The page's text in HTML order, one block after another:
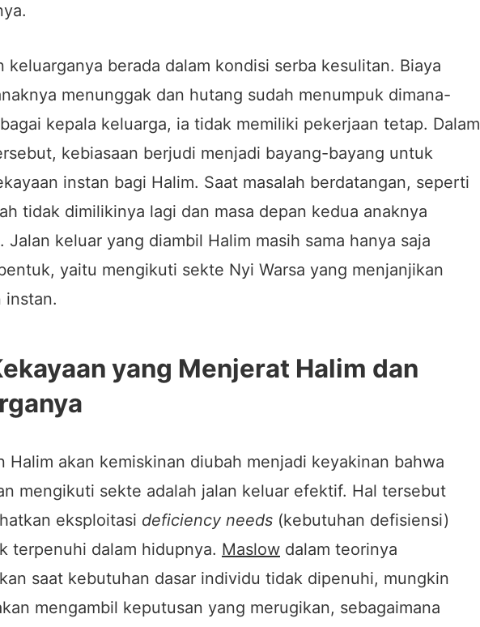
keluarganya berada dalam kondisi serba kesulitan. Biaya
menunggak dan hutang sudah menumpuk dimana-
kepala keluarga, ia tidak memiliki pekerjaan tetap. Dalam
kebiasaan berjudi menjadi bayang-bayang untuk
instan bagi Halim. Saat masalah berdatangan, seperti
tidak dimilikinya lagi dan masa depan kedua anaknya
Jalan keluar yang diambil Halim masih sama hanya saja
yaitu mengikuti sekte Nyi Warsa yang menjanjikan
instan.
yang Menjerat Halim dan
Halim akan kemiskinan diubah menjadi keyakinan bahwa
mengikuti sekte adalah jalan keluar efektif. Hal tersebut
eksploitasi deficiency needs (kebutuhan defisiensi)
terpenuhi dalam hidupnya. Maslow dalam teorinya
saat kebutuhan dasar individu tidak dipenuhi, mungkin
mengambil keputusan yang merugikan, sebagaimana